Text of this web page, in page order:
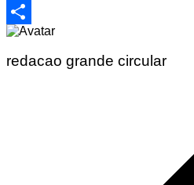
Email
Share
redacao grande circular